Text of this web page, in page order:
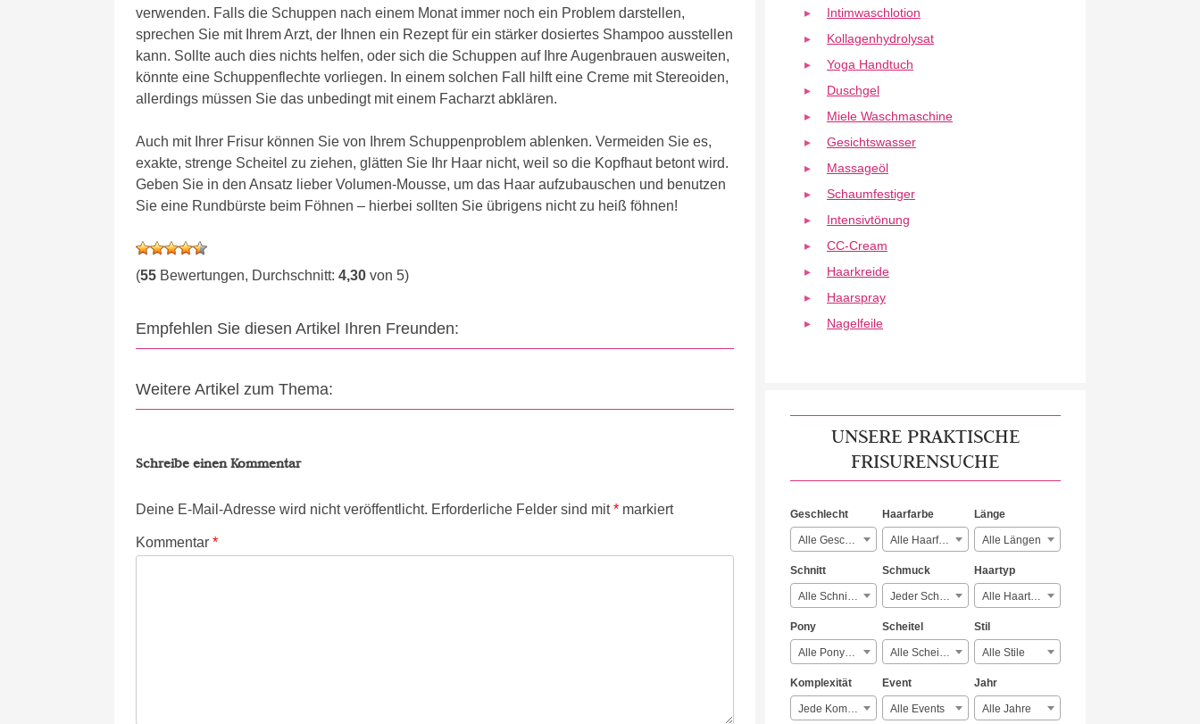
verwenden. Falls die Schuppen nach einem Monat immer noch ein Problem darstellen,
sprechen Sie mit Ihrem Arzt, der Ihnen ein Rezept für ein stärker dosiertes Shampoo ausstellen
kann. Sollte auch dies nichts helfen, oder sich die Schuppen auf Ihre Augenbrauen ausweiten,
könnte eine Schuppenflechte vorliegen. In einem solchen Fall hilft eine Creme mit Stereoiden,
allerdings müssen Sie das unbedingt mit einem Facharzt abklären.
Auch mit Ihrer Frisur können Sie von Ihrem Schuppenproblem ablenken. Vermeiden Sie es,
exakte, strenge Scheitel zu ziehen, glätten Sie Ihr Haar nicht, weil so die Kopfhaut betont wird.
Geben Sie in den Ansatz lieber Volumen-Mousse, um das Haar aufzubauschen und benutzen
Sie eine Rundbürste beim Föhnen – hierbei sollten Sie übrigens nicht zu heiß föhnen!
(55 Bewertungen, Durchschnitt: 4,30 von 5)
Empfehlen Sie diesen Artikel Ihren Freunden:
Weitere Artikel zum Thema:
Schreibe einen Kommentar
Deine E-Mail-Adresse wird nicht veröffentlicht. Erforderliche Felder sind mit* markiert
Kommentar *
Intimwaschlotion
Kollagenhydrolysat
Yoga Handtuch
Duschgel
Miele Waschmaschine
Gesichtswasser
Massageöl
Schaumfestiger
Intensivtönung
CC-Cream
Haarkreide
Haarspray
Nagelfeile
UNSERE PRAKTISCHE
FRISURENSUCHE
Geschlecht
Alle Geschlechter
Haarfarbe
Alle Haarfarben
Länge
Alle Längen
Schnitt
Alle Schnitte
Schmuck
Jeder Schmuck
Haartyp
Alle Haartypen
Pony
Alle Ponyarten
Scheitel
Alle Scheitelarten
Stil
Alle Stile
Komplexität
Jede Komplexität
Event
Alle Events
Jahr
Alle Jahre